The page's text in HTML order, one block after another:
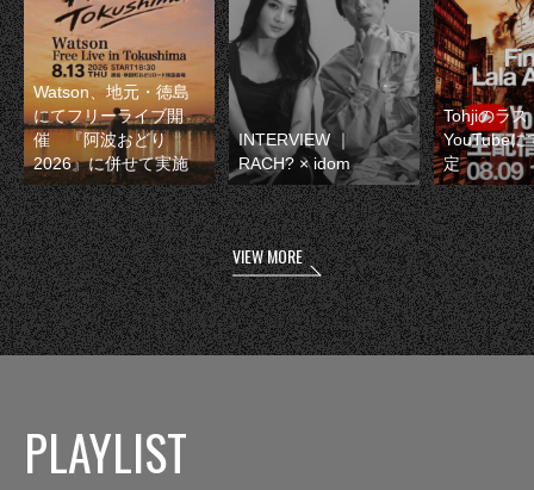
Watson、地元・徳島
にてフリーライブ開
催 『阿波おどり
2026』に併せて実施
INTERVIEW ｜
RACH? × idom
Tohjiのラス
YouTubeに
定
VIEW MORE
PLAYLIST